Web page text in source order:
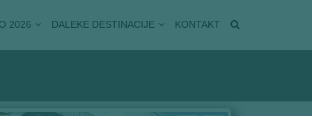
2026 DALEKE DESTINACIJE KONTAKT